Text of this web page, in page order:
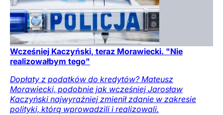
Wcześniej Kaczyński, teraz Morawiecki. "Nie
realizowałbym tego"
Dopłaty z podatków do kredytów? Mateusz
Morawiecki, podobnie jak wcześniej Jarosław
Kaczyński najwyraźniej zmienił zdanie w zakresie
polityki, którą wprowadzili i realizowali.